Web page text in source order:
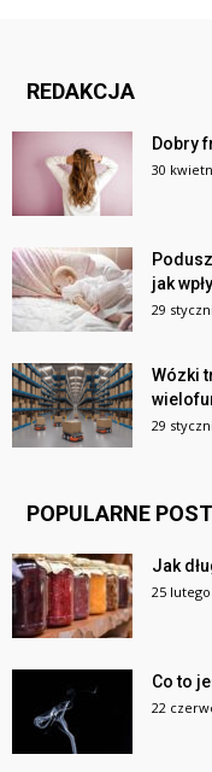
REDAKCJA
Dobry
30
jak
29
Wózki
29
POPULARNE
Jak
25 lutego
Co to
22